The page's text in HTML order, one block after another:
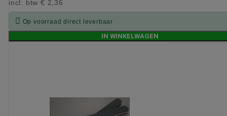
incl. btw € 2,36
 Op voorraad direct leverbaar
IN WINKELWAGEN